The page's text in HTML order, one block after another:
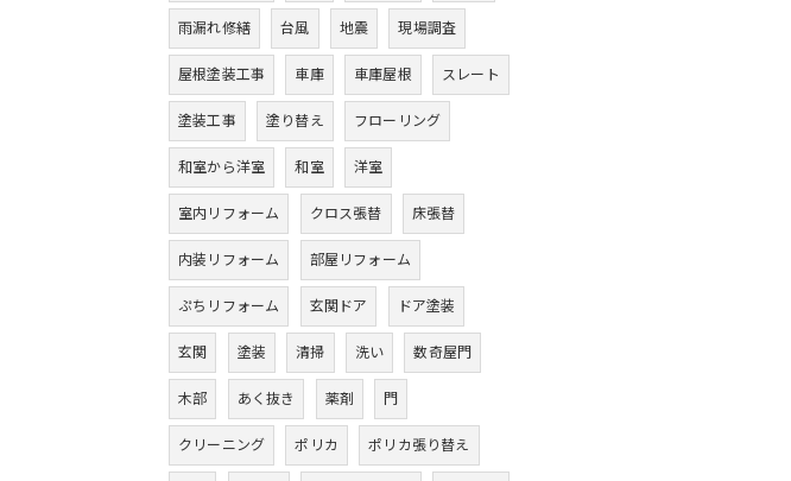
雨漏れ修繕 台風 地震 現場調査
屋根塗装工事 車庫 車庫屋根 スレート
塗装工事 塗り替え フローリング
和室から洋室 和室 洋室
室内リフォーム クロス張替 床張替
内装リフォーム 部屋リフォーム
ぷちリフォーム 玄関ドア ドア塗装
玄関 塗装 清掃 洗い 数奇屋門
木部 あく抜き 薬剤 門
クリーニング ポリカ ポリカ張り替え